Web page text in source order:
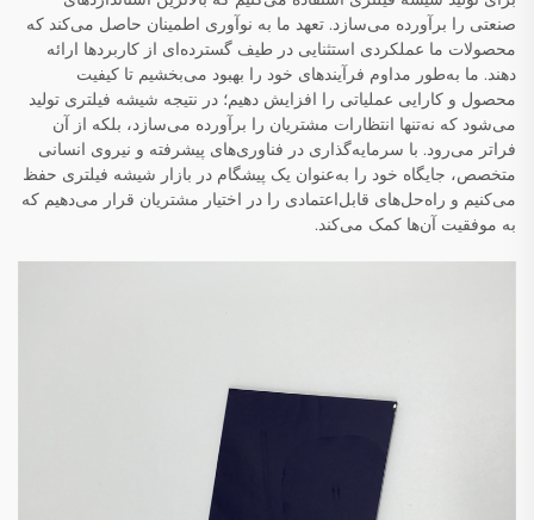
صنعتی را برآورده می‌سازد. تعهد ما به نوآوری اطمینان حاصل می‌کند که
محصولات ما عملکردی استثنایی در طیف گسترده‌ای از کاربردها ارائه
دهند. ما به‌طور مداوم فرآیندهای خود را بهبود می‌بخشیم تا کیفیت
محصول و کارایی عملیاتی را افزایش دهیم؛ در نتیجه شیشه فیلتری تولید
می‌شود که نه‌تنها انتظارات مشتریان را برآورده می‌سازد، بلکه از آن
فراتر می‌رود. با سرمایه‌گذاری در فناوری‌های پیشرفته و نیروی انسانی
متخصص، جایگاه خود را به‌عنوان یک پیشگام در بازار شیشه فیلتری حفظ
می‌کنیم و راه‌حل‌های قابل‌اعتمادی را در اختیار مشتریان قرار می‌دهیم که
به موفقیت آن‌ها کمک می‌کند.